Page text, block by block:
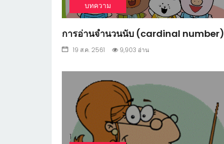
บทความ
การอ่านจำนวนนับ (cardinal number)
19 ส.ค. 2561 9,903 อ่าน
1